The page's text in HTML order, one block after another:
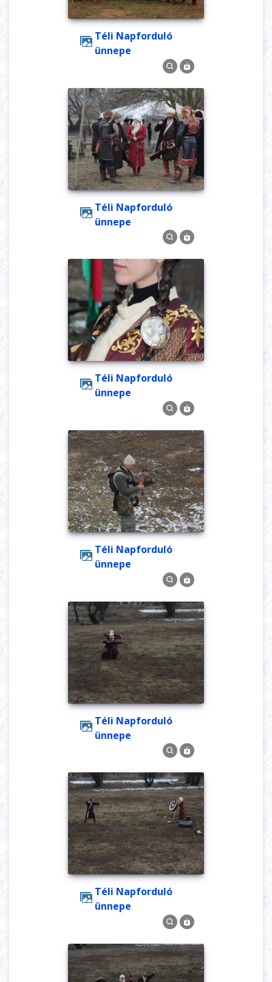
Téli Napforduló
ünnepe
Téli Napforduló
ünnepe
Téli Napforduló
ünnepe
Téli Napforduló
ünnepe
Téli Napforduló
ünnepe
Téli Napforduló
ünnepe